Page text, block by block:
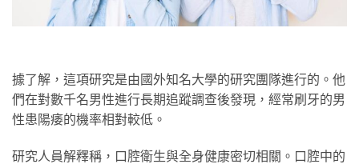
據了解，這項研究是由國外知名大學的研究團隊進行的。他
們在對數千名男性進行長期追蹤調查後發現，經常刷牙的男
性患陽痿的機率相對較低。
研究人員解釋稱，口腔衛生與全身健康密切相關。口腔中的